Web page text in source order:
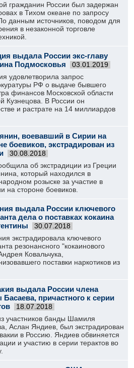
гражданин России был задержан
в Тихом океане по запросу
данным источников, поводом для
в незаконной торговле
выдала России экс-главу
Подмосковья
03.01.2019
удовлетворила запрос
РФ о выдаче бывшего
финансов Московской области
Кузнецова. В России он
и растрате на 14 миллиардов
воевавший в Сирии на
боевиков, экстрадирован из
30.08.2018
об экстрадиции из Греции
который находился в
розыске за участие в
на стороне боевиков.
выдала России ключевого
дела о поставках кокаина
30.07.2018
экстрадировала ключевого
резонансного "кокаинового
Ковальчука,
поставки наркотиков из
выдала России члена
причастного к серии
18.07.2018
участников банды Шамиля
Аслан Яндиев, был экстрадирован
в Россию. Яндиев обвиняется
и участию в серии терактов во